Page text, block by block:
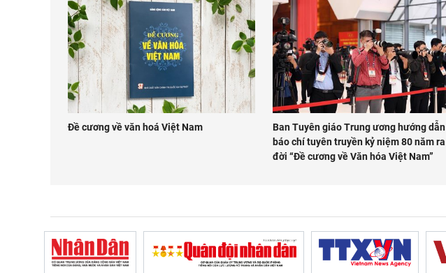
Đề cương về văn hoá Việt Nam
Ban Tuyên giáo Trung ương hướng dẫn
báo chí tuyên truyền kỷ niệm 80 năm ra
đời “Đề cương về Văn hóa Việt Nam”